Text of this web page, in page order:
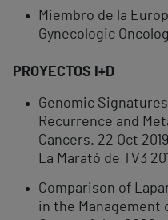
Miembro de la
Gynecologic
PROYECTOS I+D
Genomic
Recurrence and
Cancers. 22 Oct
La Marató de TV3
Comparison of
in the Management